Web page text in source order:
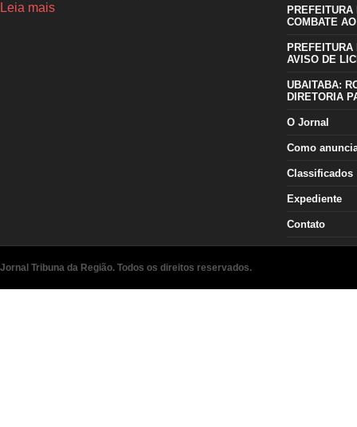
Leia mais
COMBATE
AVISO DE
UBAITABA:
DIRETORIA
O Jornal
Como
Classificados
Expediente
Contato
Jornal Tribuna da Região. Todos os direitos reservados.